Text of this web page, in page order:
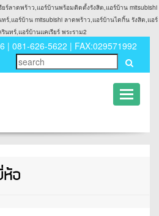
ยร์ลาดพร้าว,แอร์บ้านพร้อมติดตั้งรังสิต,แอร์บ้าน mitsubishi
,แอร์บ้าน mitsubishi ลาดพร้าว,แอร์บ้านไดกิ้น รังสิต,แอร์
นทร์,แอร์บ้านแคเรียร์ พระราม2
| 081-626-5622 | FAX:029571992
Toggle